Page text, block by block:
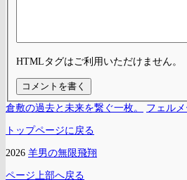
HTMLタグはご利用いただけません。
倉敷の過去と未来を繋ぐ一枚。 フェル
トップページに戻る
2026 羊男の無限飛翔
ページ上部へ戻る